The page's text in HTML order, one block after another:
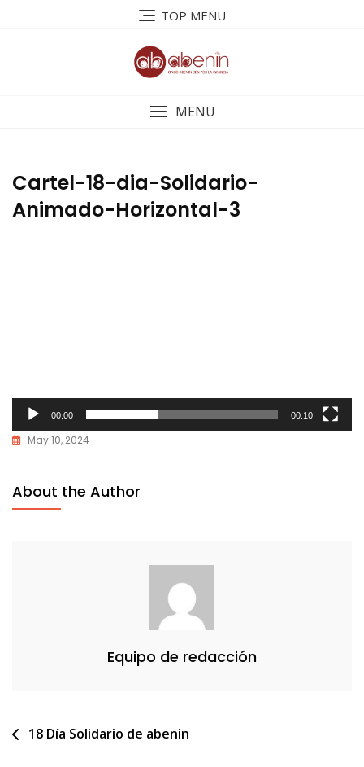
TOP MENU
MENU
Cartel-18-dia-Solidario-
Animado-Horizontal-3
00:00 00:10
May 10, 2024
About the Author
Equipo de redacción
Navegación
18 Día Solidario de abenin